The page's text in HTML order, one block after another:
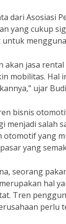
dari Asosiasi
yang cukup
untuk
akan jasa
mobilitas. Hal
ujar
bisnis
menjadi salah
otomotif yang
yang
seorang
hal
Tren
perlu